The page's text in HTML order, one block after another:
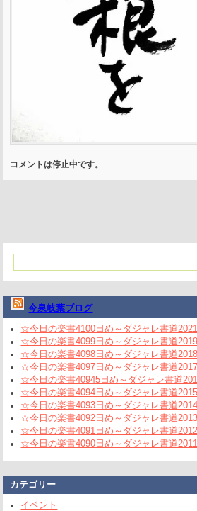
コメントは停止中です。
今泉岐葉ブログ
☆今日の楽書4100日め～ダジャレ書道2021
☆今日の楽書4099日め～ダジャレ書道2019
☆今日の楽書4098日め～ダジャレ書道2018
☆今日の楽書4097日め～ダジャレ書道2017
☆今日の楽書40945日め～ダジャレ書道
☆今日の楽書4094日め～ダジャレ書道2015
☆今日の楽書4093日め～ダジャレ書道2014
☆今日の楽書4092日め～ダジャレ書道2013
☆今日の楽書4091日め～ダジャレ書道2012
☆今日の楽書4090日め～ダジャレ書道2011
カテゴリー
イベント